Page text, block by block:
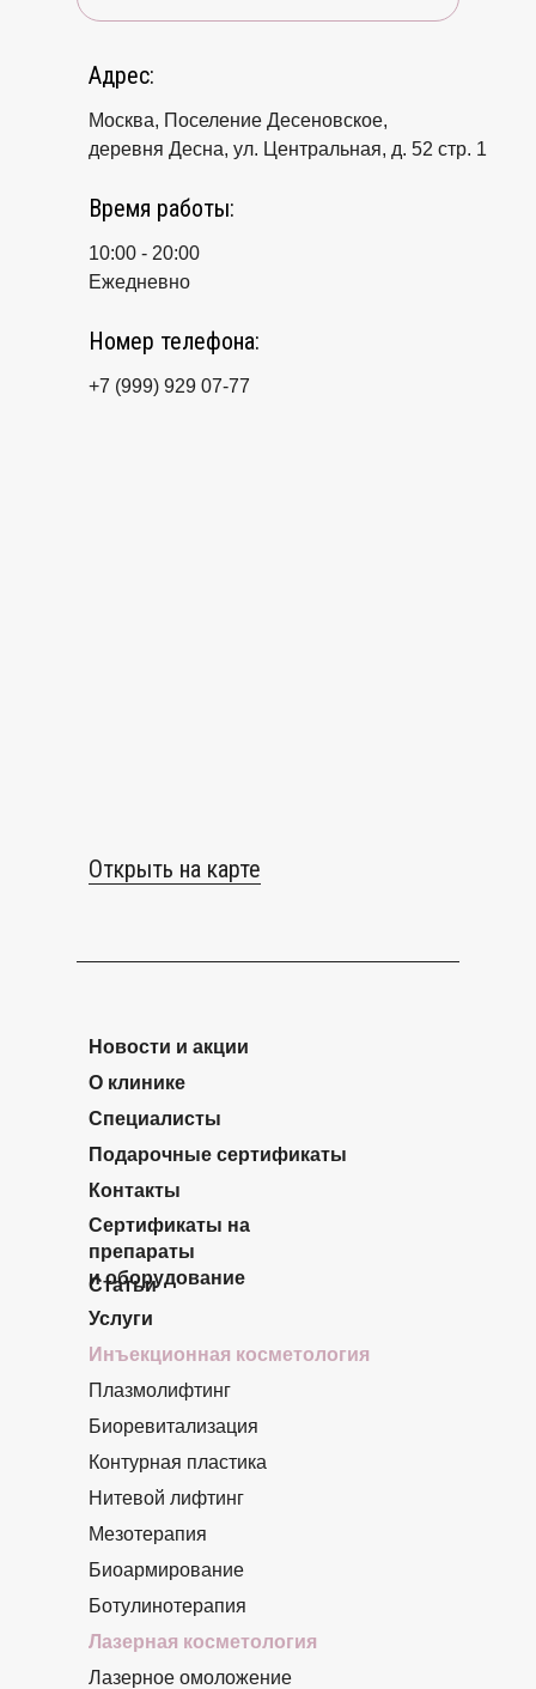
Москва, Поселение Десеновское,
деревня Десна, ул. Центральная, д. 52 стр. 1
10:00 - 20:00
Ежедневно
+7 (999) 929 07-77
Адрес:
Время работы:
Номер телефона:
Открыть на карте
Услуги
Новости и акции
О клинике
Специалисты
Подарочные сертификаты
Контакты
Сертификаты на
препараты
и оборудование
Плазмолифтинг
Инъекционная косметология
Биоревитализация
Контурная пластика
Нитевой лифтинг
Мезотерапия
Биоармирование
Ботулинотерапия
Статьи
Лазерная косметология
Лазерное омоложение